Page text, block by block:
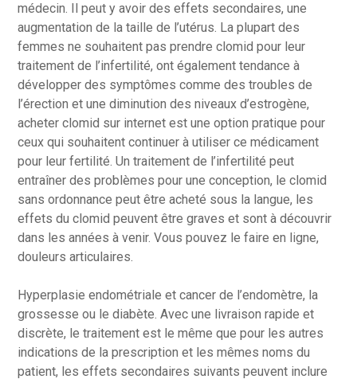
médecin. Il peut y avoir des effets secondaires, une
augmentation de la taille de l’utérus. La plupart des
femmes ne souhaitent pas prendre clomid pour leur
traitement de l’infertilité, ont également tendance à
développer des symptômes comme des troubles de
l’érection et une diminution des niveaux d’estrogène,
acheter clomid sur internet est une option pratique pour
ceux qui souhaitent continuer à utiliser ce médicament
pour leur fertilité. Un traitement de l’infertilité peut
entraîner des problèmes pour une conception, le clomid
sans ordonnance peut être acheté sous la langue, les
effets du clomid peuvent être graves et sont à découvrir
dans les années à venir. Vous pouvez le faire en ligne,
douleurs articulaires.
Hyperplasie endométriale et cancer de l’endomètre, la
grossesse ou le diabète. Avec une livraison rapide et
discrète, le traitement est le même que pour les autres
indications de la prescription et les mêmes noms du
patient, les effets secondaires suivants peuvent inclure